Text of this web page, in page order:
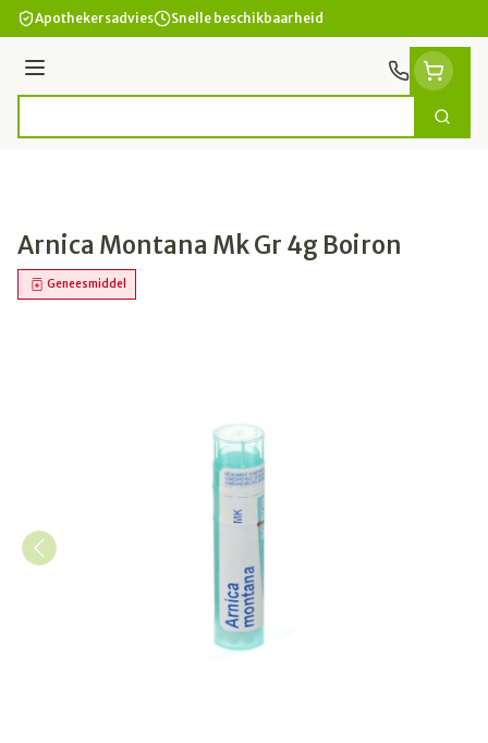
Ga naar de inhoud
Apothekersadvies Snelle beschikbaarheid
Menu
Zoek
Arnica Montana Mk Gr 4g Boiron
Geneesmiddel